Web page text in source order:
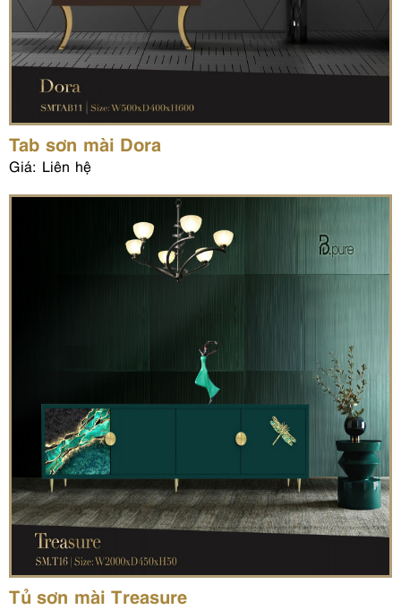
Tab sơn mài Dora
Giá: Liên hệ
Tủ sơn mài Treasure